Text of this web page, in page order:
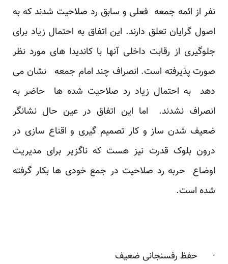
نفر از ائمه جمعه فعلی و سابق رد صلاحیت شدند که به
اصول گرایان تعلق دارند. این اتفاق به احتمال زیاد برای
جلوگیری از رقابت داخلی آنها با کاندیدا های مورد نظر
صورت پذیرفته است. انصراف چند امام جمعه نشان می
دهد به احتمال زیاد رد صلاحیت شده ها حاضر به
انصراف نشدند. اما این اتفاق در عین حال نشانگر
ضعیف شدن ساز و کار تصمیم گیری و اقناع سازی در
درون بلوک قدرت نیز هست که ناگزیر برای مدیریت
اوضاع حربه رد صلاحیت در جمع خودی ها بکار گرفته
شده است.
· حفظ رفسنجانی ضعیف